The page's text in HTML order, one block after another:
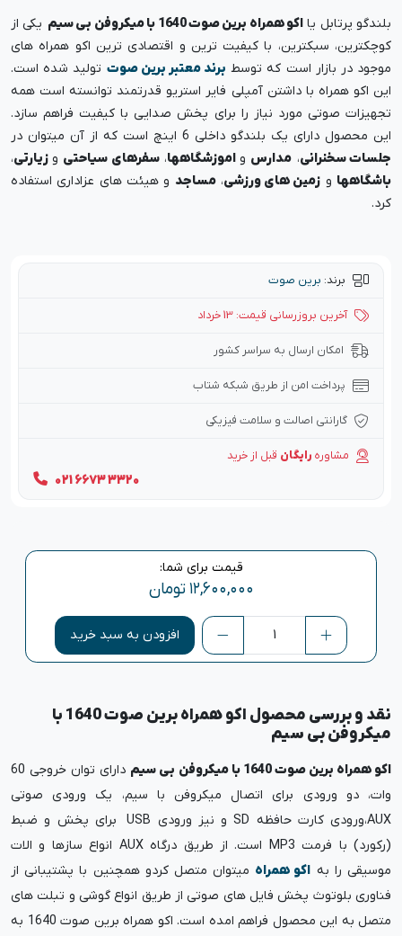
بلندگو پرتابل یااکو همراه برین صوت 1640 با میکروفن بی سیم
یکی از
کوچکترین، سبکترین، با کیفیت ترین و اقتصادی ترین اکو همراه های
موجود در بازار است که توسط برند معتبر برین صوت تولید شده است.
این اکو همراه با داشتن آمپلی فایر استریو قدرتمند توانسته است همه
تجهیزات صوتی مورد نیاز را برای پخش صدایی با کیفیت فراهم سازد.
این محصول دارای یک بلندگو داخلی 6 اینچ است که از آن میتوان در
جلسات سخنرانی، مدارس و اموزشگاهها،سفرهای سیاحتی و زیارتی،
باشگاهها و زمین های ورزشی،مساجد و هیئت های عزاداری استفاده
کرد.
برند: برین صوت
آخرین بروزرسانی قیمت: 13 خرداد
امکان ارسال به سراسر کشور
پرداخت امن از طریق شبکه شتاب
گارانتی اصالت و سلامت فیزیکی
مشاوره رایگان قبل از خرید
021 6673 3320
قیمت برای شما:
۱۲,۶۰۰,۰۰۰تومان
افزودن به سبد خرید
نقد و بررسی محصول اکو همراه برین صوت 1640 با
میکروفن بی سیم
اکو همراه برین صوت 1640 با میکروفن بی سیم
دارای توان خروجی 60
وات، دو ورودی برای اتصال میکروفن با سیم، یک ورودی صوتی
AUX،ورودی کارت حافظه SD و نیز ورودی USB برای پخش و ضبط
(رکورد) با فرمت MP3 است. از طریق درگاه AUX انواع سازها و الات
موسیقی را به اکو همراه میتوان متصل کردو همچنین با پشتیبانی از
فناوری بلوتوث پخش فایل های صوتی از طریق انواع گوشی و تبلت های
متصل به این محصول فراهم امده است. اکو همراه برین صوت 1640 به